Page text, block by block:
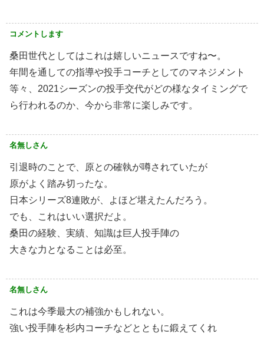
コメントします
桑田世代としてはこれは嬉しいニュースですね〜。
年間を通しての指導や投手コーチとしてのマネジメント
等々、2021シーズンの投手交代がどの様なタイミングで
ら行われるのか、今から非常に楽しみです。
名無しさん
引退時のことで、原との確執が噂されていたが
原がよく踏み切ったな。
日本シリーズ8連敗が、よほど堪えたんだろう。
でも、これはいい選択だよ。
桑田の経験、実績、知識は巨人投手陣の
大きな力となることは必至。
名無しさん
これは今季最大の補強かもしれない。
強い投手陣を杉内コーチなどとともに鍛えてくれ